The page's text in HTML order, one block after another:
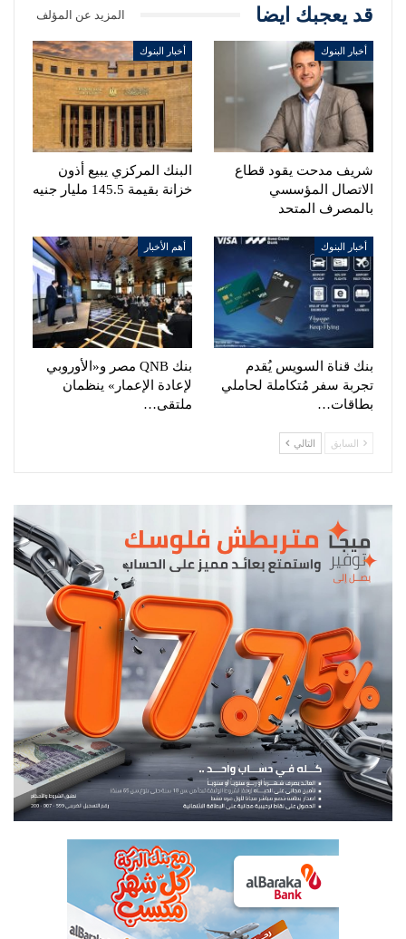
قد يعجبك ايضا المزيد عن المؤلف
أخبار البنوك
شريف مدحت يقود قطاع
الاتصال المؤسسي
بالمصرف المتحد
أخبار البنوك
البنك المركزي يبيع أذون
خزانة بقيمة 145.5 مليار جنيه
أخبار البنوك
بنك قناة السويس يُقدم
تجربة سفر مُتكاملة لحاملي
بطاقات…
أهم الأخبار
بنك QNB مصر و«الأوروبي
لإعادة الإعمار» ينظمان
ملتقى…
السابق التالي